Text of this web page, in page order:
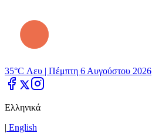
35°C Λευ | Πέμπτη 6 Αυγούστου 2026
Ελληνικά
| Εnglish